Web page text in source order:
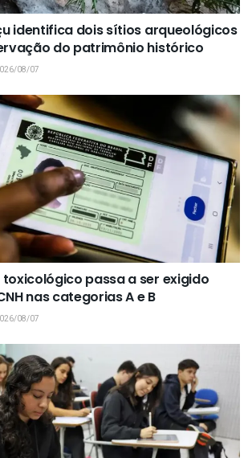
identifica dois sítios arqueológicos
do patrimônio histórico
08/07
toxicológico passa a ser exigido
nas categorias A e B
08/07